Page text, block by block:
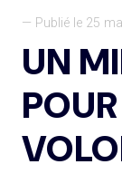
— Publié le 25
UN